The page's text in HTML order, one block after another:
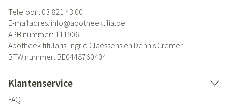
Telefoon: 03 821 43 00
E-mailadres: info@apotheektilia.be
APB nummer: 111906
Apotheek titularis: Ingrid Claessens en Dennis Cremer
BTW nummer: BE0448760404
Klantenservice
FAQ